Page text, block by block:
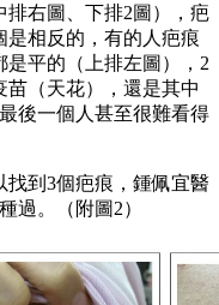
排右圖、下排2圖），疤
是相反的，有的人疤痕
平的（上排左圖），2
（天花），還是其中
後一個人甚至很難看得
找到3個疤痕，鍾佩宜醫
過。（附圖2）